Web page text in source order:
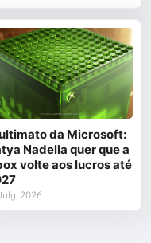
da Microsoft:
Nadella quer que a
volte aos lucros até
2026